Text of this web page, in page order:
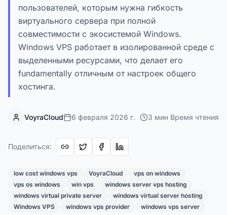
пользователей, которым нужна гибкость
виртуального сервера при полной
совместимости с экосистемой Windows.
Windows VPS работает в изолированной среде с
выделенными ресурсами, что делает его
fundamentally отличным от настроек общего
хостинга.
VoyraCloud 6 февраля 2026 г. 3 мин Время чтения
Поделиться:
low cost windows vps VoyraCloud
vps on windows
vps os windows
win vps
windows server vps hosting
windows virtual private server
windows virtual server hosting
Windows VPS
windows vps provider windows vps server